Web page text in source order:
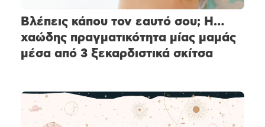
Βλέπεις κάπου τον εαυτό σου; Η…
χαώδης πραγματικότητα μίας μαμάς
μέσα από 3 ξεκαρδιστικά σκίτσα